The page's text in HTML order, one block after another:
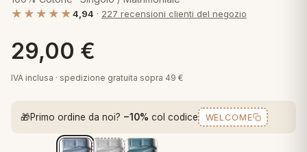
arredo
Step
in fibra
in piuma
Tappeti Cartoons
Teli Mare Cartoons
Trapuntini Cartoons
★★★★★4,94 · 227 recensioni clienti del negozio
29,00 €
IVA inclusa · spedizione gratuita sopra 49 €
🎁Primo ordine da noi? −10% col codice WELCOME